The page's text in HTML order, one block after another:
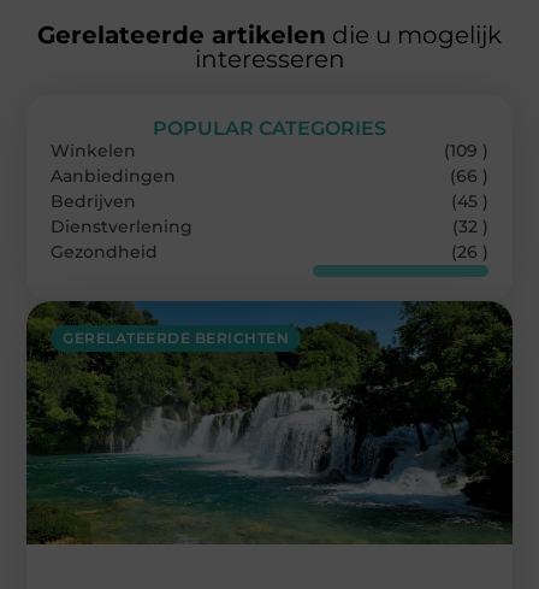
Gerelateerde artikelen die u mogelijk
interesseren
GERELATEERDE BERICHTEN
POPULAR CATEGORIES
Winkelen
(109 )
Aanbiedingen
(66 )
Bedrijven
(45 )
Dienstverlening
(32 )
Gezondheid
(26 )